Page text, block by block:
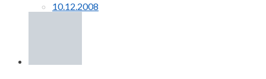
10.12.2008